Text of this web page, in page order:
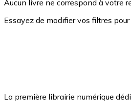
Aucun livre ne correspond à votre
Essayez de modifier vos filtres
La première librairie numérique